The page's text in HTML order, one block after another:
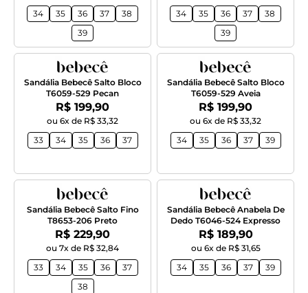
34
35 36 37
38
39
34
35 36 37
38
39
Sandália Bebecê Salto Bloco
T6059-529 Pecan
Por:
R$ 199,90
ou 6x de R$ 33,32
33
34 35 36 37
Sandália Bebecê Salto Bloco
T6059-529 Aveia
Por:
R$ 199,90
ou 6x de R$ 33,32
34
35 36 37 39
Sandália Bebecê Salto Fino
T8653-206 Preto
Por:
R$ 229,90
ou 7x de R$ 32,84
33
34 35 36
37
38
Sandália Bebecê Anabela De
Dedo T6046-524 Expresso
Por:
R$ 189,90
ou 6x de R$ 31,65
34
35 36 37 39